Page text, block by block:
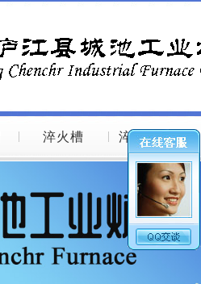
淬火槽 淬火槽图片